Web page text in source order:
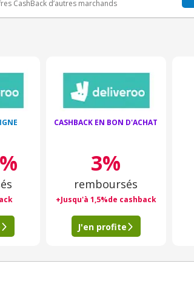
CashBack d’autres marchands
CASHBACK EN BON D'ACHAT
3%
remboursés
+Jusqu'à 1,5%de cashback
J'en profite